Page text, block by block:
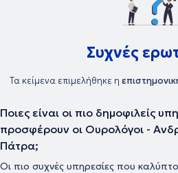
Συχνές
Τα κείμενα επιμελήθηκε η
Ποιες είναι οι πιο δημοφιλείς
προσφέρουν οι Ουρολόγοι -
Πάτρα;
Οι πιο συχνές υπηρεσίες που